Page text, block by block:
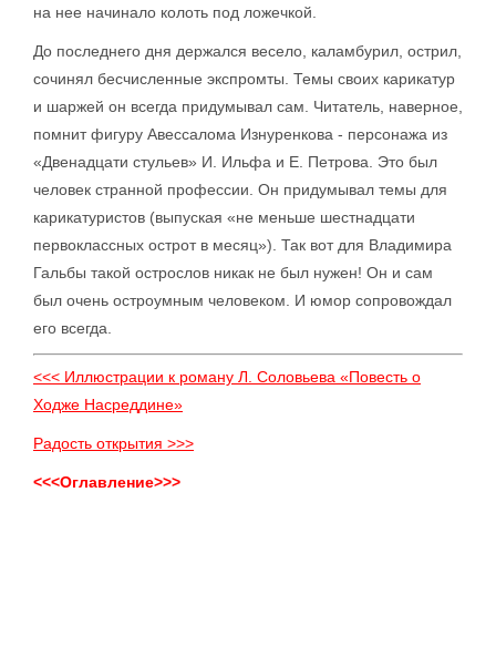
на нее начинало колоть под ложечкой.
До последнего дня держался весело, каламбурил, острил,
сочинял бесчисленные экспромты. Темы своих карикатур
и шаржей он всегда придумывал сам. Читатель, наверное,
помнит фигуру Авессалома Изнуренкова - персонажа из
«Двенадцати стульев» И. Ильфа и Е. Петрова. Это был
человек странной профессии. Он придумывал темы для
карикатуристов (выпуская «не меньше шестнадцати
первоклассных острот в месяц»). Так вот для Владимира
Гальбы такой острослов никак не был нужен! Он и сам
был очень остроумным человеком. И юмор сопровождал
его всегда.
<<< Иллюстрации к роману Л. Соловьева «Повесть о
Ходже Насреддине»
Радость открытия >>>
<<<Оглавление>>>